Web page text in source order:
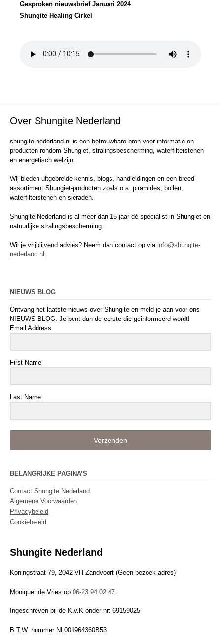
Gesproken nieuwsbrief Januari 2024
Shungite Healing Cirkel
Over Shungite Nederland
shungite-nederland.nl is een betrouwbare bron voor informatie en
producten rondom Shungiet, stralingsbescherming, waterfilterstenen
en energetisch welzijn.
Wij bieden uitgebreide kennis, blogs, handleidingen en een breed
assortiment Shungiet-producten zoals o.a. piramides, bollen,
waterfilterstenen en sieraden.
Shungite Nederland is al meer dan 15 jaar dé specialist in Shungiet en
natuurlijke stralingsbescherming.
Wil je vrijblijvend advies? Neem dan contact op via info@shungite-
nederland.nl .
NIEUWS BLOG
Ontvang het laatste nieuws over Shungite en meld je aan voor ons
NIEUWS BLOG. Je bent dan de eerste die geinformeerd wordt!
Email Address
First Name
Last Name
Verzenden
BELANGRIJKE PAGINA’S
Contact Shungite Nederland
Algemene Voorwaarden
Privacybeleid
Cookiebeleid
Shungite Nederland
Koningstraat 79, 2042 VH Zandvoort (Geen bezoek adres)
Monique de Vries op 06-23 94 02 47
Ingeschreven bij de K.v.K onder nr: 69159025
B.T.W. nummer NL001964360B53